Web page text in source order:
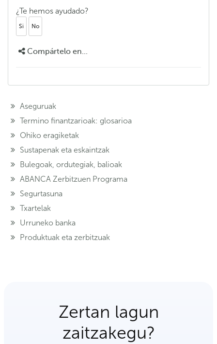
¿Te hemos ayudado?
Si No
Compártelo en...
Aseguruak
Termino finantzarioak: glosarioa
Ohiko eragiketak
Sustapenak eta eskaintzak
Bulegoak, ordutegiak, balioak
ABANCA Zerbitzuen Programa
Segurtasuna
Txartelak
Urruneko banka
Produktuak eta zerbitzuak
Zertan lagun
zaitzakegu?